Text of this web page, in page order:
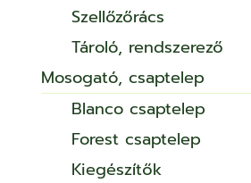
Szellőzőrács
Tároló, rendszerező
Mosogató, csaptelep
Blanco csaptelep
Forest csaptelep
Kiegészítők